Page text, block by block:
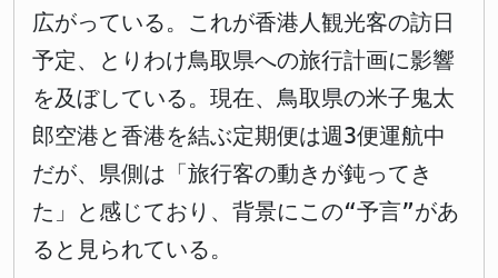
広がっている。これが香港人観光客の訪日
予定、とりわけ鳥取県への旅行計画に影響
を及ぼしている。現在、鳥取県の米子鬼太
郎空港と香港を結ぶ定期便は週3便運航中
だが、県側は「旅行客の動きが鈍ってき
た」と感じており、背景にこの“予言”があ
ると見られている。